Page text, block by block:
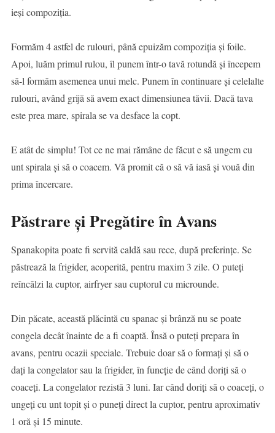
ieși compoziția.
Formăm 4 astfel de rulouri, până epuizăm compoziția și foile.
Apoi, luăm primul rulou, îl punem într-o tavă rotundă și începem
să-l formăm asemenea unui melc. Punem în continuare și celelalte
rulouri, având grijă să avem exact dimensiunea tăvii. Dacă tava
este prea mare, spirala se va desface la copt.
E atât de simplu! Tot ce ne mai rămâne de făcut e să ungem cu
unt spirala și să o coacem. Vă promit că o să vă iasă și vouă din
prima încercare.
Păstrare și Pregătire în Avans
Spanakopita poate fi servită caldă sau rece, după preferințe. Se
păstrează la frigider, acoperită, pentru maxim 3 zile. O puteți
reîncălzi la cuptor, airfryer sau cuptorul cu microunde.
Din păcate, această plăcintă cu spanac și brânză nu se poate
congela decât înainte de a fi coaptă. Însă o puteți prepara în
avans, pentru ocazii speciale. Trebuie doar să o formați și să o
dați la congelator sau la frigider, în funcție de când doriți să o
coaceți. La congelator rezistă 3 luni. Iar când doriți să o coaceți, o
ungeți cu unt topit și o puneți direct la cuptor, pentru aproximativ
1 oră și 15 minute.